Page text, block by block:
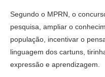
Segundo o MPRN, o
pesquisa, ampliar o
população, incentivar o
linguagem dos cartuns,
expressão e aprendizagem.